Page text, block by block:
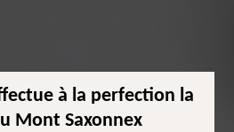
à la perfection la
Mont Saxonnex